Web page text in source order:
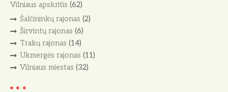
Vilniaus apskritis (62)
Šalčininkų rajonas (2)
Širvintų rajonas (6)
Trakų rajonas (14)
Ukmergės rajonas (11)
Vilniaus miestas (32)